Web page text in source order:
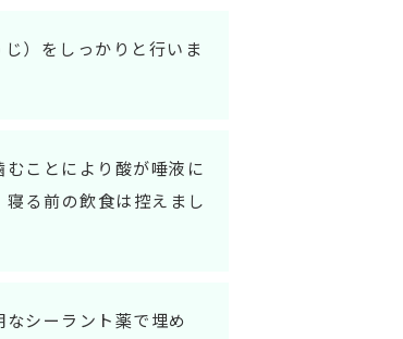
）をしっかりと行いま
ことにより酸が唾液に
る前の飲食は控えまし
シーラント薬で埋め